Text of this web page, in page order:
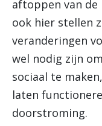
aftoppen van
ook hier stellen
veranderingen
wel nodig zijn
sociaal te
laten
doorstroming.